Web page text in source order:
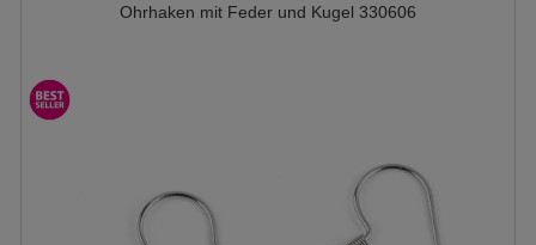
Ohrhaken mit Feder und Kugel 330606